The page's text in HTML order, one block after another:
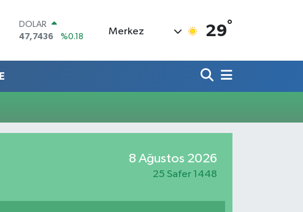
DOLAR
47,7436
%0.18
55,2510
%0.32
BİST100
13.779
%-14
Merkez 29°
8 Ağustos 2026
25 Safer 1448